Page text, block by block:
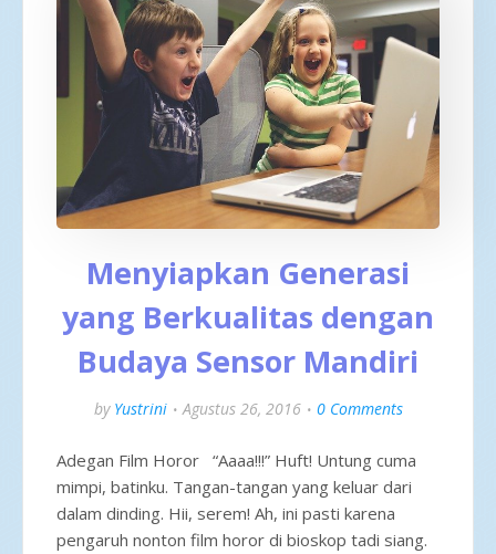
Menyiapkan Generasi
yang Berkualitas dengan
Budaya Sensor Mandiri
by Yustrini Agustus 26, 2016 0 Comments
Adegan Film Horor “Aaaa!!!” Huft! Untung cuma
mimpi, batinku. Tangan-tangan yang keluar dari
dalam dinding. Hii, serem! Ah, ini pasti karena
pengaruh nonton film horor di bioskop tadi siang.